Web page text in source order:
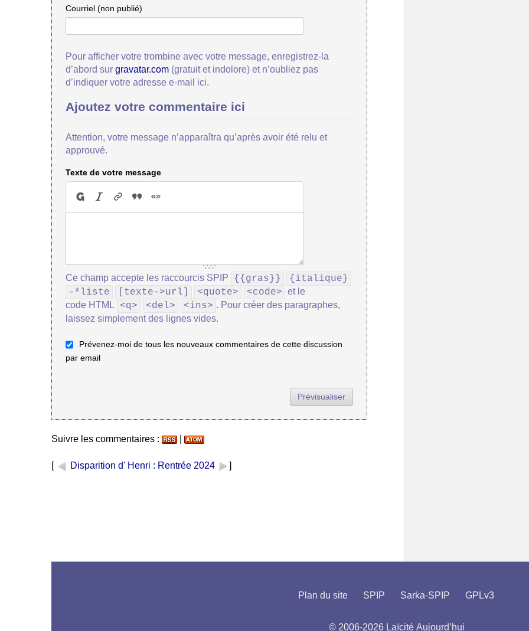
Courriel (non publié)
Pour afficher votre trombine avec votre message, enregistrez-la
d’abord sur gravatar.com(gratuit et indolore) et n’oubliez pas
d’indiquer votre adresse e-mail ici.
Ajoutez votre commentaire ici
Attention, votre message n’apparaîtra qu’après avoir été relu et
approuvé.
Texte de votre message
Ce champ accepte les raccourcis SPIP {{gras}}
{italique}
-*liste
[texte->url] <quote> <code> et le
code HTML
<q> <del> <ins> . Pour créer des paragraphes,
laissez simplement des lignes vides.
Prévenez-moi de tous les nouveaux commentaires de cette discussion
par email
Suivre les commentaires :
[ Disparition d' Henri : Rentrée 2024 ]
Plan du site SPIP Sarka-SPIP GPLv3
© 2006-2026 Laïcité Aujourd’hui